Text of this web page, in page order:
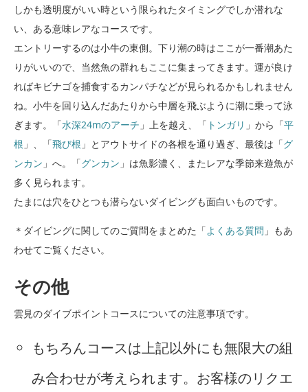
しかも透明度がいい時という限られたタイミングでしか潜れな
い、ある意味レアなコースです。
エントリーするのは小牛の東側。下り潮の時はここが一番潮あた
りがいいので、当然魚の群れもここに集まってきます。運が良け
ればキビナゴを捕食するカンパチなどが見られるかもしれません
ね。小牛を回り込んだあたりから中層を飛ぶように潮に乗って泳
ぎます。「水深24mのアーチ 」上を越え、「 トンガリ 」から「平
根 」、「飛び根 」とアウトサイドの各根を通り過ぎ、最後は「グ
ンカン 」へ。「グンカン 」は魚影濃く、またレアな季節来遊魚が
多く見られます。
たまには穴をひとつも潜らないダイビングも面白いものです。
＊ダイビングに関してのご質問をまとめた「よくある質問 」もあ
わせてご覧ください。
その他
雲見のダイブポイントコースについての注意事項です。
もちろんコースは上記以外にも無限大の組
み合わせが考えられます。お客様のリクエ